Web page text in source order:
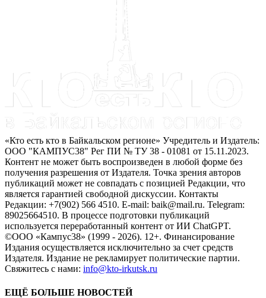
«Кто есть кто в Байкальском регионе» Учредитель и Издатель:
ООО "КАМПУС38" Рег ПИ № ТУ 38 - 01081 от 15.11.2023.
Контент не может быть воспроизведен в любой форме без
получения разрешения от Издателя. Точка зрения авторов
публикаций может не совпадать с позицией Редакции, что
является гарантией свободной дискуссии. Контакты
Редакции: +7(902) 566 4510. E-mail: baik@mail.ru. Telegram:
89025664510. В процессе подготовки публикаций
используется переработанный контент от ИИ ChatGPT.
©ООО «Кампус38» (1999 - 2026). 12+. Финансирование
Издания осуществляется исключительно за счет средств
Издателя. Издание не рекламирует политические партии.
Свяжитесь с нами: info@kto-irkutsk.ru
ЕЩЁ БОЛЬШЕ НОВОСТЕЙ